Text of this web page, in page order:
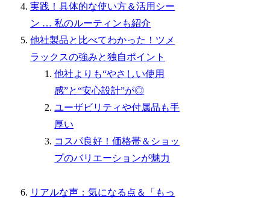
実践！具体的な使い方＆活用シー
ン … 私のルーティンも紹介
他社製品と比べてわかった！ツメ
ラックスの強みと独自ポイント
他社よりも“やさしい使用
感”と“安心設計”が◎
ユーザビリティや付属品も手
厚い
コスパ良好！価格帯＆ショッ
プのバリエーションが魅力
リアルな声：気になる点＆「もっ